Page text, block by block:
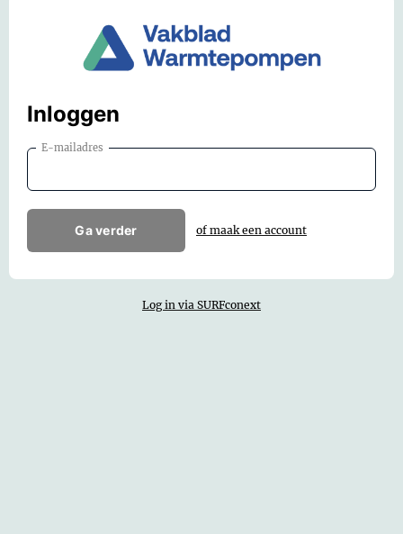
Inloggen
E-mailadres
Ga verder of maak een account
Log in via SURFconext